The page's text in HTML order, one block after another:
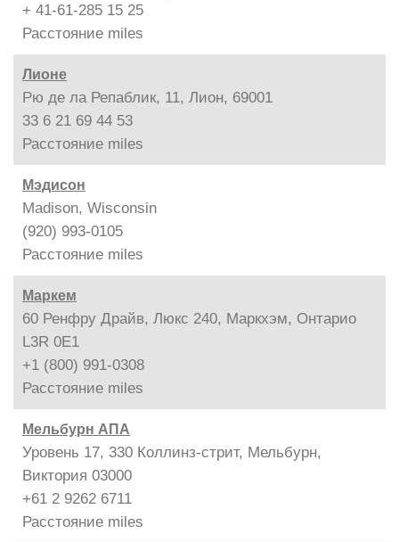
+ 41-61-285 15 25
Расстояние miles
Лионе
Рю де ла Репаблик, 11, Лион, 69001
33 6 21 69 44 53
Расстояние miles
Мэдисон
Madison, Wisconsin
(920) 993-0105
Расстояние miles
Маркем
60 Ренфру Драйв, Люкс 240, Маркхэм, Онтарио
L3R 0E1
+1 (800) 991-0308
Расстояние miles
Мельбурн АПА
Уровень 17, 330 Коллинз-стрит, Мельбурн,
Виктория 03000
+61 2 9262 6711
Расстояние miles